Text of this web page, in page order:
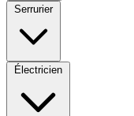
Serrurier
Électricien